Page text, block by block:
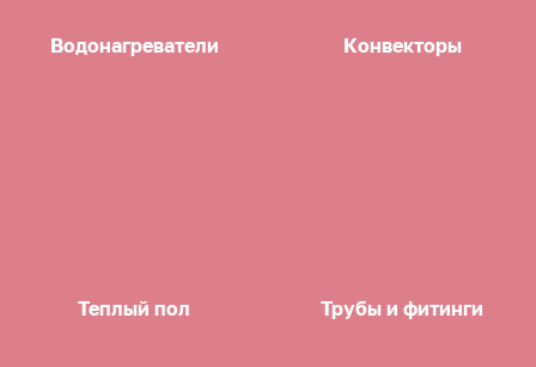
Водонагреватели Конвекторы
Теплый пол Трубы и фитинги